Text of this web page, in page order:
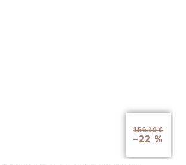
156.10 €
–22 %